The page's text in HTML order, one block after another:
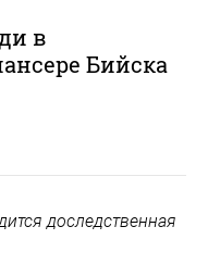
в
Бийска
доследственная